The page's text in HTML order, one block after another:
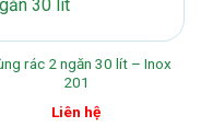
rác 2 ngăn 30 lít – Inox
201
Liên hệ